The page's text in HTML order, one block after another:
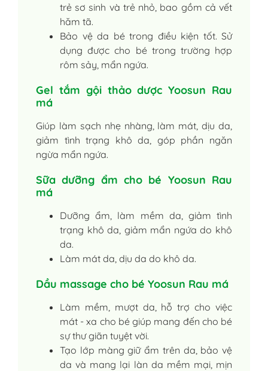
trẻ sơ sinh và trẻ nhỏ, bao gồm cả vết
hăm tã.
Bảo vệ da bé trong điều kiện tốt. Sử
dụng được cho bé trong trường hợp
rôm sảy, mẩn ngứa.
Gel tắm gội thảo dược Yoosun Rau
má
Giúp làm sạch nhẹ nhàng, làm mát, dịu da,
giảm tình trạng khô da, góp phần ngăn
ngừa mẩn ngứa.
Sữa dưỡng ẩm cho bé Yoosun Rau
má
Dưỡng ẩm, làm mềm da, giảm tình
trạng khô da, giảm mẩn ngứa do khô
da.
Làm mát da, dịu da do khô da.
Dầu massage cho bé Yoosun Rau má
Làm mềm, mượt da, hỗ trợ cho việc
mát - xa cho bé giúp mang đến cho bé
sự thư giãn tuyệt vời.
Tạo lớp màng giữ ẩm trên da, bảo vệ
da và mang lại làn da mềm mại, mịn